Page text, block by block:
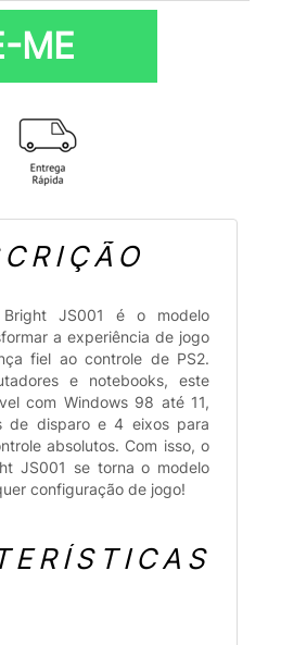
ME
JS001 é o modelo
a experiência de jogo
fiel ao controle de PS2.
e notebooks, este
com Windows 98 até 11,
de disparo e 4 eixos para
absolutos. Com isso, o
JS001 se torna o modelo
configuração de jogo!